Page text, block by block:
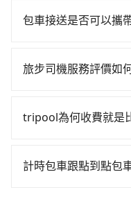
縣領有合法執照的計
小黃司機不按表收費
鐵而不預約包車，不
tripool的拼車共乘服
時40元路邊停車費用
差的車款，如果人數
凹的車門仍未被修理
車位，對於急著用車
tripool可省高達
難度是台北或新北的
費，約有47%會採現
接線上輸入上下車地
電子郵件確認信，如
一天中午以前完成預
包車接送是否可以攜
預定時特別勾選，是
旅步司機服務評價如
機非常高的評價，認
tripool為何收費就是
一次使用tripool的會
計時包車跟點到點包